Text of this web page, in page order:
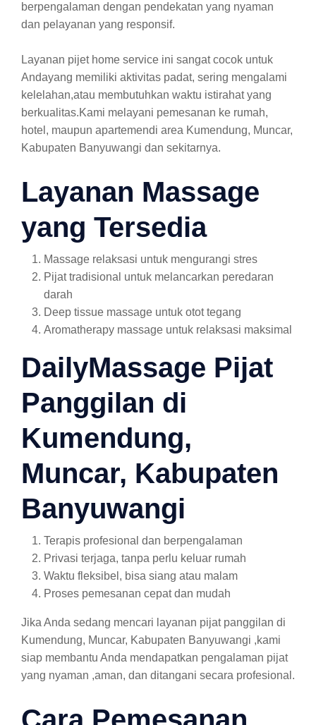
berpengalaman dengan pendekatan yang nyaman
dan pelayanan yang responsif.
Layanan pijet home service ini sangat cocok untuk
Andayang memiliki aktivitas padat, sering mengalami
kelelahan,atau membutuhkan waktu istirahat yang
berkualitas.Kami melayani pemesanan ke rumah,
hotel, maupun apartemendi area Kumendung, Muncar,
Kabupaten Banyuwangi dan sekitarnya.
Layanan Massage
yang Tersedia
Massage relaksasi untuk mengurangi stres
Pijat tradisional untuk melancarkan peredaran
darah
Deep tissue massage untuk otot tegang
Aromatherapy massage untuk relaksasi maksimal
DailyMassage Pijat
Panggilan di
Kumendung,
Muncar, Kabupaten
Banyuwangi
Terapis profesional dan berpengalaman
Privasi terjaga, tanpa perlu keluar rumah
Waktu fleksibel, bisa siang atau malam
Proses pemesanan cepat dan mudah
Jika Anda sedang mencari layanan pijat panggilan di
Kumendung, Muncar, Kabupaten Banyuwangi ,kami
siap membantu Anda mendapatkan pengalaman pijat
yang nyaman ,aman, dan ditangani secara profesional.